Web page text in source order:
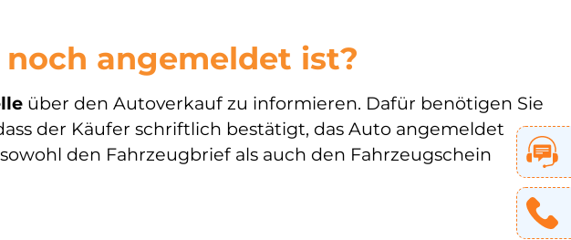
noch angemeldet ist?
über den Autoverkauf zu informieren. Dafür benötigen Sie
der Käufer schriftlich bestätigt, das Auto angemeldet
den Fahrzeugbrief als auch den Fahrzeugschein